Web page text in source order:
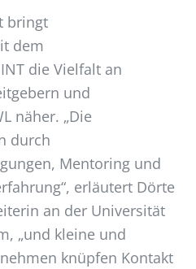
bringt
dem
die Vielfalt an
und
näher. „Die
durch
Mentoring und
erläutert Dörte
an der Universität
„und kleine und
knüpfen Kontakt